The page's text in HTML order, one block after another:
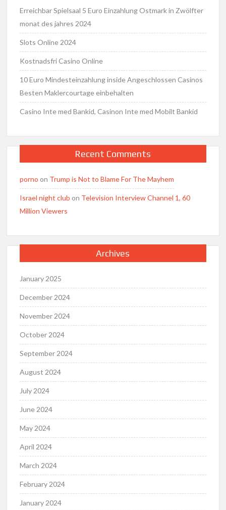
Erreichbar Spielsaal 5 Euro Einzahlung Ostmark in Zwölfter
monat des jahres 2024
Slots Online 2024
Kostnadsfri Casino Online
10 Euro Mindesteinzahlung inside Angeschlossen Casinos
Besten Maklercourtage einbehalten
Casino Inte med Bankid, Casinon Inte med Mobilt Bankid
Recent Comments
porno on Trump is Not to Blame For The Mayhem
Israel night club on Television Interview Channel 1, 60
Million Viewers
Archives
January 2025
December 2024
November 2024
October 2024
September 2024
August 2024
July 2024
June 2024
May 2024
April 2024
March 2024
February 2024
January 2024